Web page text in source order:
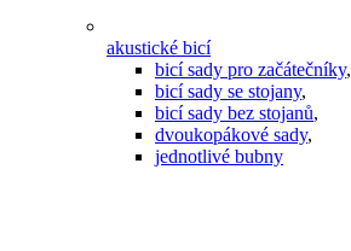
akustické bicí
bicí sady pro začátečníky,
bicí sady se stojany,
bicí sady bez stojanů,
dvoukopákové sady,
jednotlivé bubny